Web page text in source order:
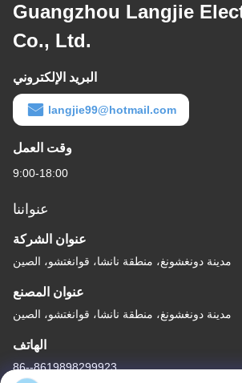
Guangzhou Langjie
Co., Ltd.
البريد الإلكتروني
langjie99@hotmail.com
وقت العمل
9:00-18:00
عنواننا
عنوان الشركة
مدينة دونغشونغ، منطقة نانشا، قوانغتشو، الصين
عنوان المصنع
مدينة دونغشونغ، منطقة نانشا، قوانغتشو، الصين
الهاتف
86--8619898299923